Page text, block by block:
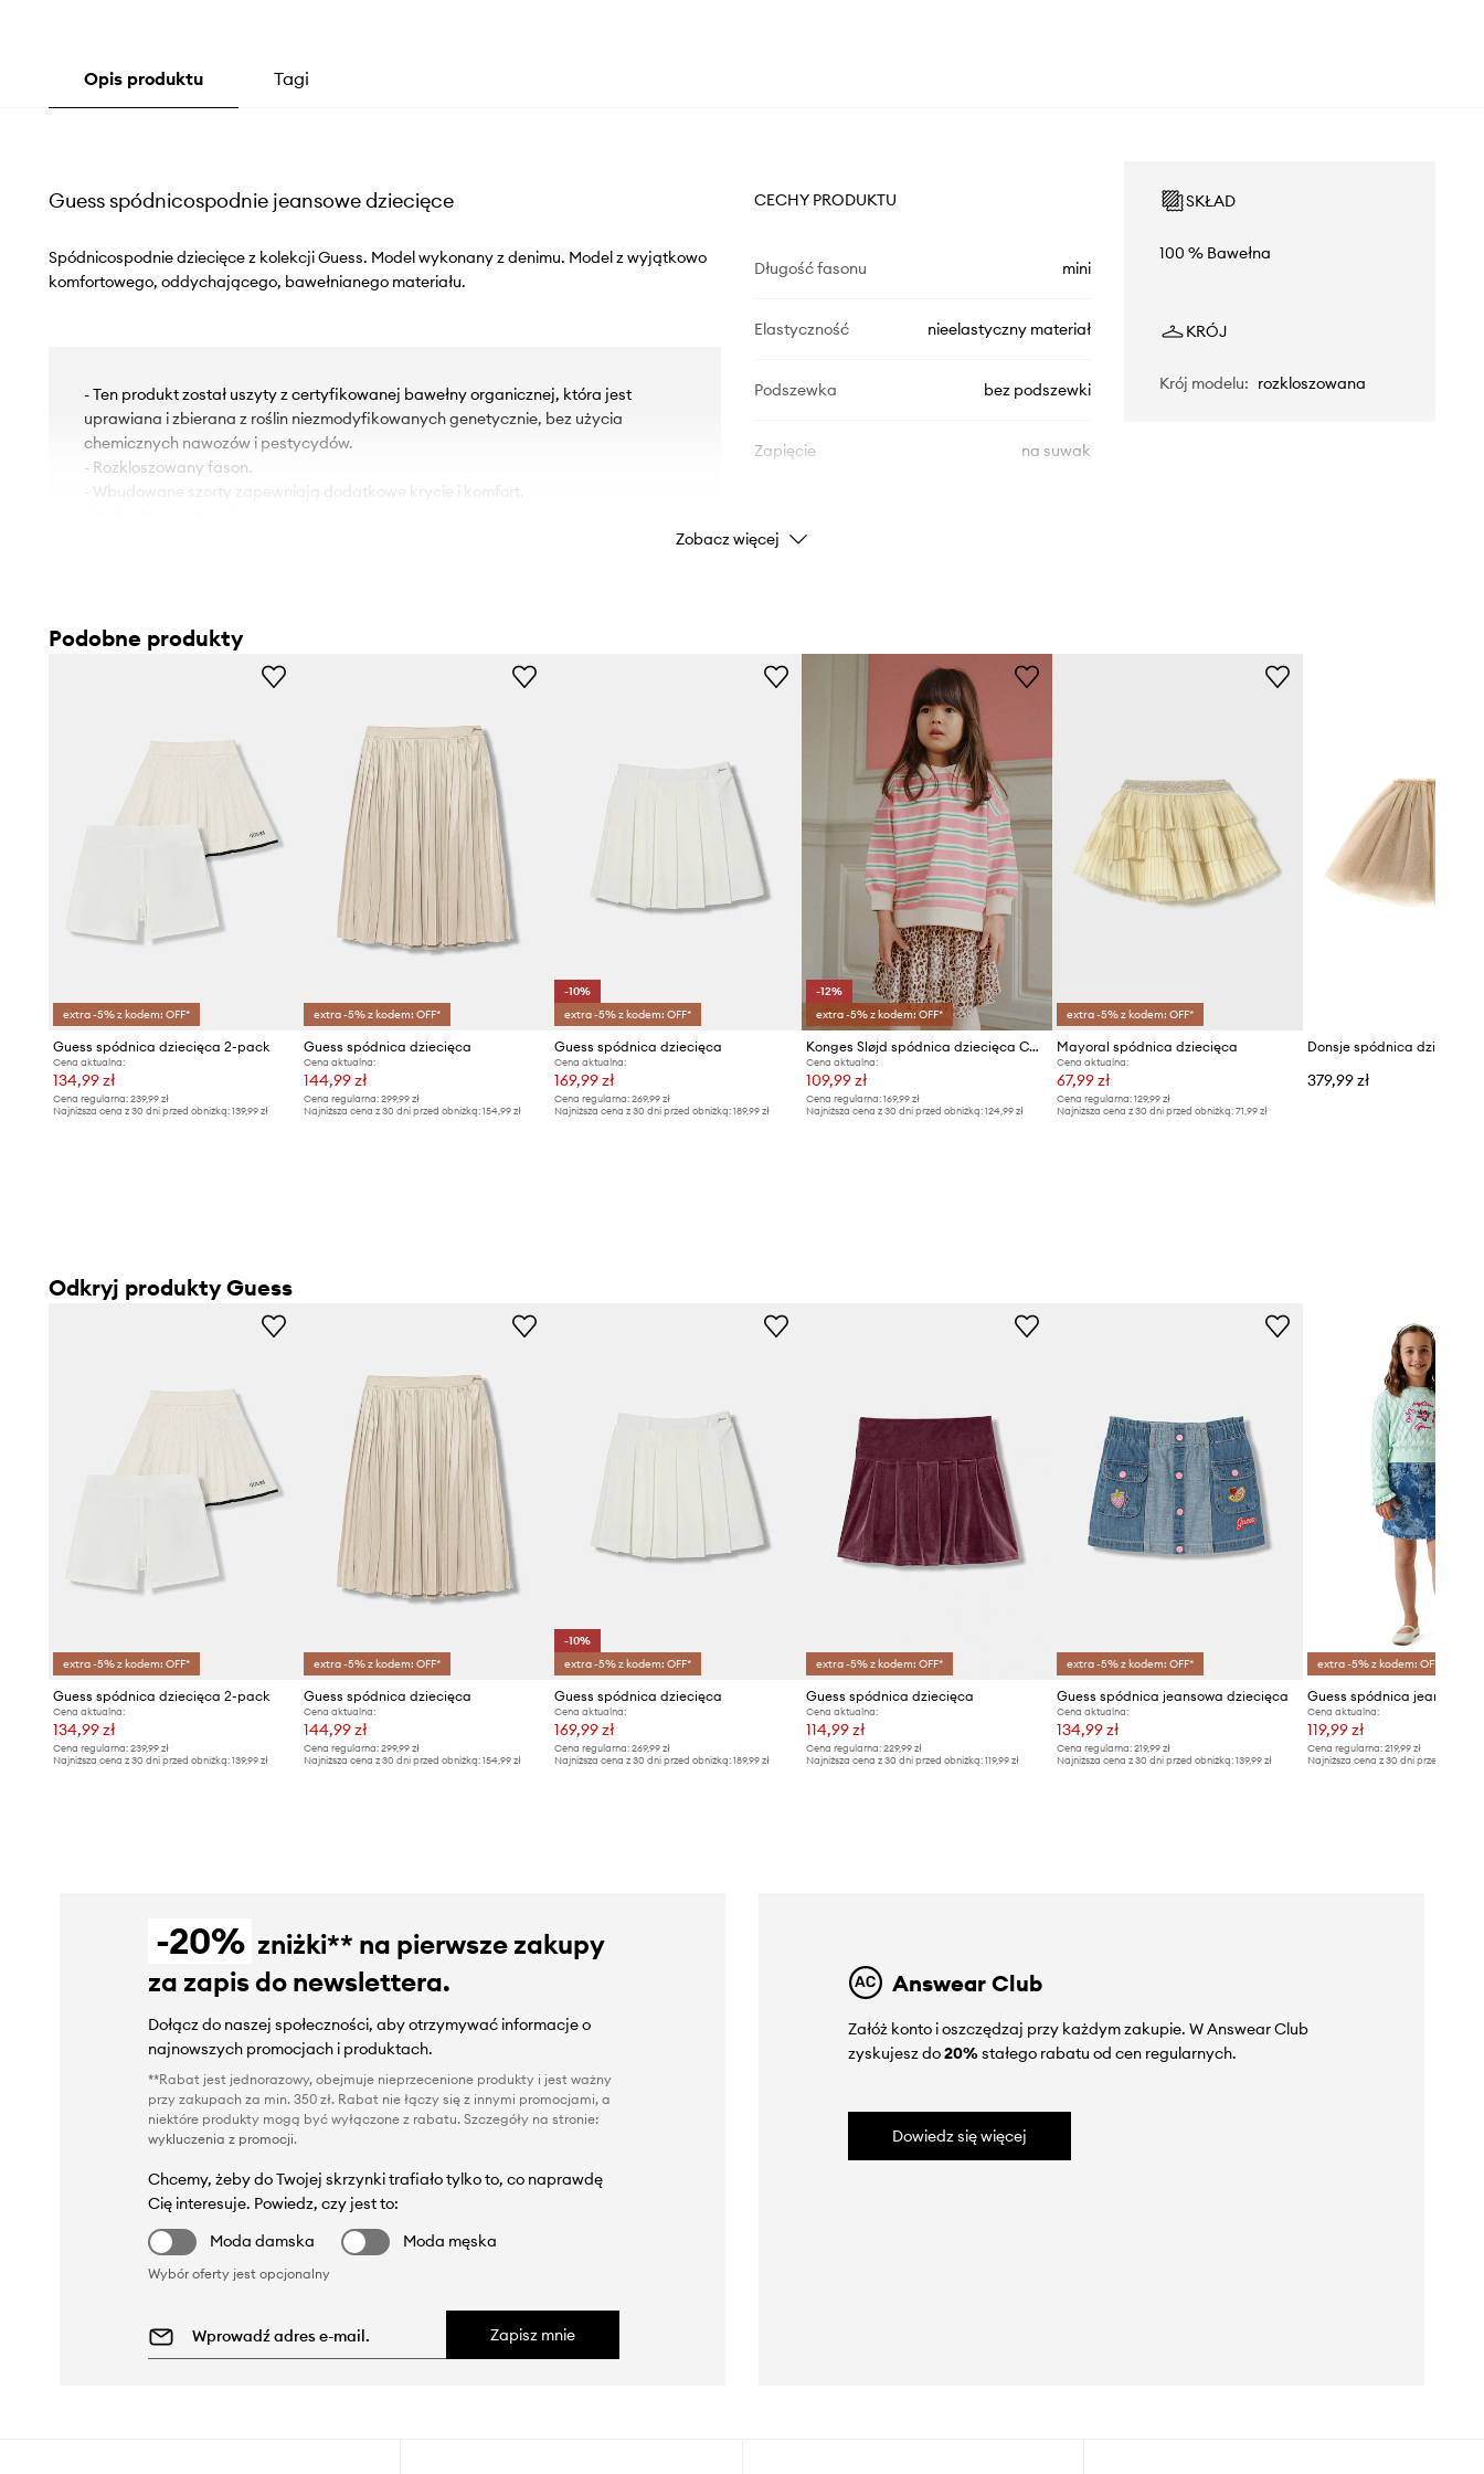
Opis produktu Tagi
Guess spódnicospodnie jeansowe dziecięce
Spódnicospodnie dziecięce z kolekcji Guess. Model wykonany z denimu. Model z wyjątkowo
komfortowego, oddychającego, bawełnianego materiału.
- Ten produkt został uszyty z certyfikowanej bawełny organicznej, która jest
uprawiana i zbierana z roślin niezmodyfikowanych genetycznie, bez użycia
chemicznych nawozów i pestycydów.
- Rozkloszowany fason.
- Wbudowane szorty zapewniają dodatkowe krycie i komfort.
CECHY PRODUKTU
Długość fasonu mini
Elastyczność nieelastyczny materiał
Podszewka bez podszewki
Zapięcie na suwak
DANE PRODUKTU
Kolor beżowy
ID Produktu
SKŁAD
100 % Bawełna
KRÓJ
Krój modelu: rozkloszowana
Zobacz więcej
Podobne produkty
extra -5% z kodem: OFF*
Guess spódnica dziecięca 2-pack
Cena aktualna:
134,99 zł
Cena regularna: 239,99 zł
Najniższa cena z 30 dni przed obniżką: 139,99 zł
extra -5% z kodem: OFF*
Guess spódnica dziecięca
Cena aktualna:
144,99 zł
Cena regularna:299,99 zł
Najniższa cena z 30 dni przed obniżką:154,99 zł
-10%
extra -5% z kodem: OFF*
Guess spódnica dziecięca
Cena aktualna:
169,99 zł
Cena regularna: 269,99 zł
Najniższa cena z 30 dni przed obniżką: 189,99 zł
-12%
extra -5% z kodem: OFF*
Konges Sløjd spódnica dziecięca CARLITO SKIRT GRS
Cena aktualna:
109,99 zł
Cena regularna: 169,99 zł
Najniższa cena z 30 dni przed obniżką: 124,99 zł
extra -5% z kodem: OFF*
Mayoral spódnica dziecięca
Cena aktualna:
67,99 zł
Cena regularna:129,99 zł
Najniższa cena z 30 dni przed obniżką:71,99 zł
Donsje spódnica dziecięca
379,99 zł
Odkryj produkty Guess
extra -5% z kodem: OFF*
Guess spódnica dziecięca 2-pack
Cena aktualna:
134,99 zł
Cena regularna: 239,99 zł
Najniższa cena z 30 dni przed obniżką: 139,99 zł
extra -5% z kodem: OFF*
Guess spódnica dziecięca
Cena aktualna:
144,99 zł
Cena regularna:299,99 zł
Najniższa cena z 30 dni przed obniżką:154,99 zł
-10%
extra -5% z kodem: OFF*
Guess spódnica dziecięca
Cena aktualna:
169,99 zł
Cena regularna: 269,99 zł
Najniższa cena z 30 dni przed obniżką: 189,99 zł
extra -5% z kodem: OFF*
Guess spódnica dziecięca
Cena aktualna:
114,99 zł
Cena regularna: 229,99 zł
Najniższa cena z 30 dni przed obniżką: 119,99 zł
extra -5% z kodem: OFF*
Guess spódnica jeansowa dziecięca
Cena aktualna:
134,99 zł
Cena regularna:219,99 zł
Najniższa cena z 30 dni przed obniżką:139,99 zł
extra -5% z kodem: OFF*
Guess spódnica jeansowa
Cena aktualna:
119,99 zł
Cena regularna: 219,99 zł
Najniższa cena z 30 dni przed obniżką:
-20% zniżki** na pierwsze zakupy
za zapis do newslettera.
Dołącz do naszej społeczności, aby otrzymywać informacje o
najnowszych promocjach i produktach.
**Rabat jest jednorazowy, obejmuje nieprzecenione produkty i jest ważny
przy zakupach za min. 350 zł. Rabat nie łączy się z innymi promocjami, a
niektóre produkty mogą być wyłączone z rabatu. Szczegóły na stronie:
wykluczenia z promocji.
Chcemy, żeby do Twojej skrzynki trafiało tylko to, co naprawdę
Cię interesuje. Powiedz, czy jest to:
Moda damska
Moda męska
Wybór oferty jest opcjonalny
Zapisz mnie
Answear Club
Załóż konto i oszczędzaj przy każdym zakupie. W Answear Club
zyskujesz do20%stałego rabatu od cen regularnych.
Dowiedz się więcej